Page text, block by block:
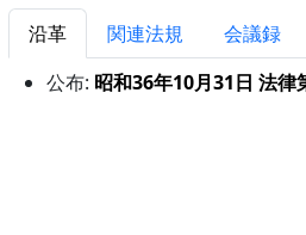
沿革 関連法規 会議録
公布: 昭和36年10月31日 法律